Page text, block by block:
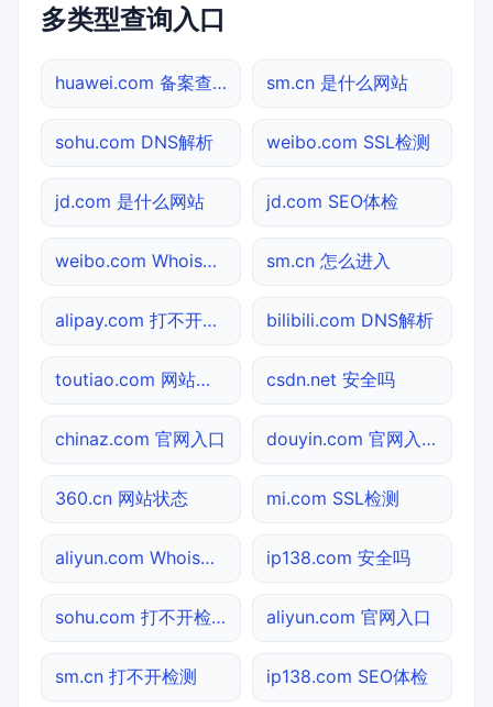
多类型查询入口
huawei.com 备案查询 sm.cn 是什么网站
sohu.com DNS解析 weibo.com SSL检测
jd.com 是什么网站 jd.com SEO体检
weibo.com Whois查询 sm.cn 怎么进入
alipay.com 打不开检测 bilibili.com DNS解析
toutiao.com 网站状态 csdn.net 安全吗
chinaz.com 官网入口 douyin.com 官网入口
360.cn 网站状态 mi.com SSL检测
aliyun.com Whois查询 ip138.com 安全吗
sohu.com 打不开检测 aliyun.com 官网入口
sm.cn 打不开检测 ip138.com SEO体检